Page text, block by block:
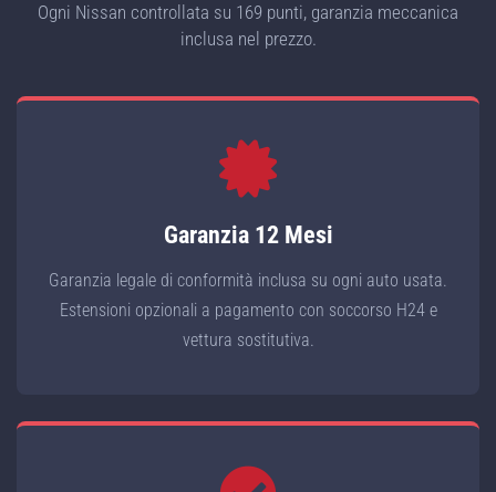
Ogni Nissan controllata su 169 punti, garanzia meccanica
inclusa nel prezzo.
Garanzia 12 Mesi
Garanzia legale di conformità inclusa su ogni auto usata.
Estensioni opzionali a pagamento con soccorso H24 e
vettura sostitutiva.